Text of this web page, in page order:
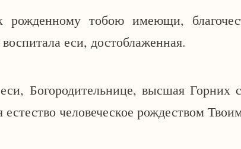
рожденному тобою имеющи,
еси, достоблаженная.
Богородительнице, высшая Горних
человеческое рождеством